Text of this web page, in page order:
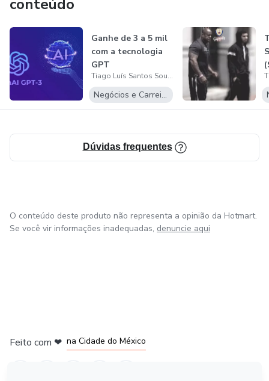
conteúdo
Ganhe de 3 a 5 mil
com a tecnologia
GPT
Tiago Luís Santos Souza
Negócios e Carreira
Dúvidas frequentes
O conteúdo deste produto não representa a opinião da Hotmart.
Se você vir informações inadequadas, denuncie aqui
Feito com ❤ na Cidade do México